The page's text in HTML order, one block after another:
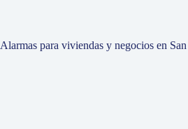
Alarmas para viviendas y negocios en